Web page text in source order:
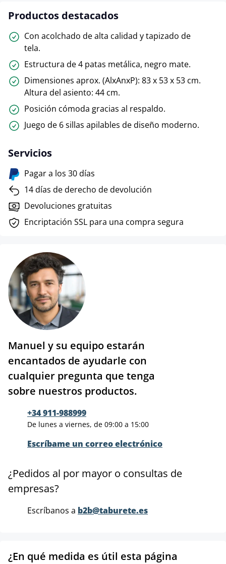
Productos destacados
Con acolchado de alta calidad y tapizado de
tela.
Estructura de 4 patas metálica, negro mate.
Dimensiones aprox. (AlxAnxP): 83 x 53 x 53 cm.
Altura del asiento: 44 cm.
Posición cómoda gracias al respaldo.
Juego de 6 sillas apilables de diseño moderno.
Servicios
Pagar a los 30 días
14 días de derecho de devolución
Devoluciones gratuitas
Encriptación SSL para una compra segura
Manuel y su equipo estarán
encantados de ayudarle con
cualquier pregunta que tenga
sobre nuestros productos.
+34 911-988999
De lunes a viernes, de 09:00 a 15:00
Escríbame un correo electrónico
¿Pedidos al por mayor o consultas de
empresas?
Escríbanos a b2b@taburete.es
¿En qué medida es útil esta página